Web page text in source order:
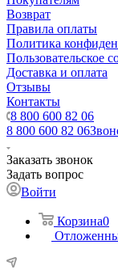
Возврат
Правила оплаты
Политика
Пользовательское
Доставка и оплата
Отзывы
Контакты
8 800 600 82 06
8 800 600 82 06
Заказать звонок
Задать вопрос
Войти
Корзина0